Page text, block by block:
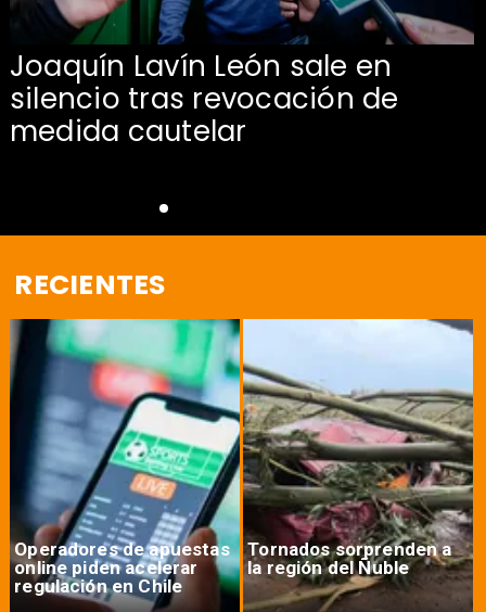
Joaquín Lavín León sale en
silencio tras revocación de
medida cautelar
RECIENTES
Operadores de apuestas
online piden acelerar
regulación en Chile
Tornados sorprenden a
la región del Ñuble